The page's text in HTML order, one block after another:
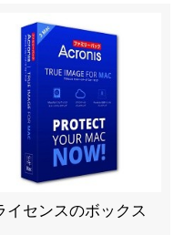
イセンスのボックス